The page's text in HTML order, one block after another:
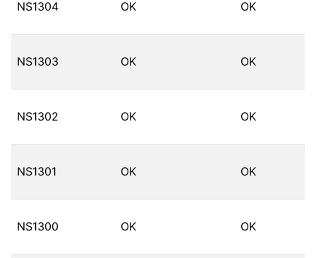
NS1304 OK OK
NS1303 OK OK
NS1302 OK OK
NS1301 OK OK
NS1300 OK OK